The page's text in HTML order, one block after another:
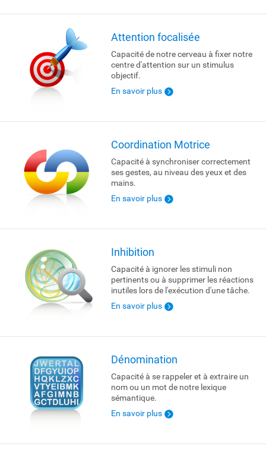
Attention focalisée
Capacité de notre cerveau à fixer notre
centre d'attention sur un stimulus
objectif.
En savoir plus
Coordination Motrice
Capacité à synchroniser correctement
ses gestes, au niveau des yeux et des
mains.
En savoir plus
Inhibition
Capacité à ignorer les stimuli non
pertinents ou à supprimer les réactions
inutiles lors de l'exécution d'une tâche.
En savoir plus
Dénomination
Capacité à se rappeler et à extraire un
nom ou un mot de notre lexique
sémantique.
En savoir plus